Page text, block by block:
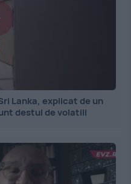
Lanka, explicat de un
destul de volatili